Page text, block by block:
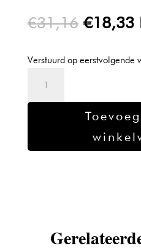
€31,16
was:
€31,16.
€18,33
Verstuurd op eerstvolgende